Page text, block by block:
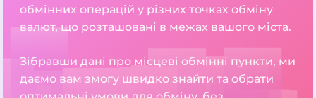
обмінних операцій у різних точках обміну
валют, що розташовані в межах вашого міста.
Зібравши дані про місцеві обмінні пункти, ми
даємо вам змогу швидко знайти та обрати